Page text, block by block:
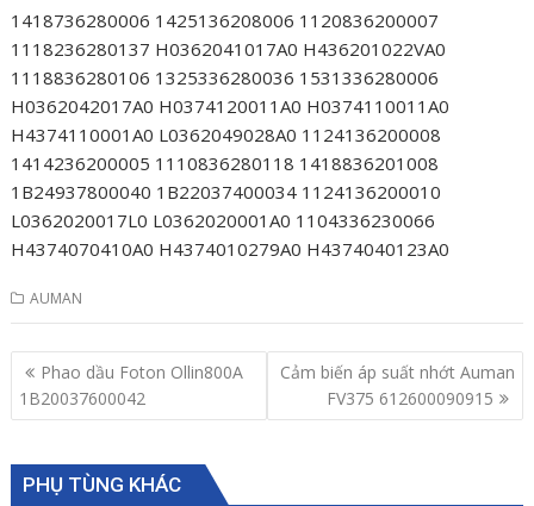
1418736280006 1425136208006 1120836200007
1118236280137 H0362041017A0 H436201022VA0
1118836280106 1325336280036 1531336280006
H0362042017A0 H0374120011A0 H0374110011A0
H4374110001A0 L0362049028A0 1124136200008
1414236200005 1110836280118 1418836201008
1B24937800040 1B22037400034 1124136200010
L0362020017L0 L0362020001A0 1104336230066
H4374070410A0 H4374010279A0 H4374040123A0
AUMAN
Post
navigation
Phao dầu Foton Ollin800A
1B20037600042
Cảm biến áp suất nhớt Auman
FV375 612600090915
PHỤ TÙNG KHÁC